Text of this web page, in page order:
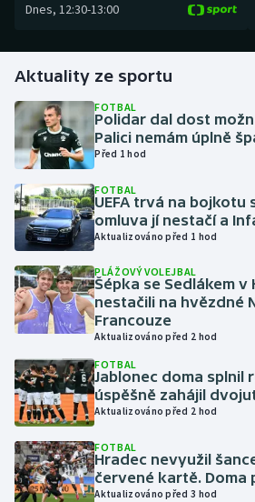
Curling
Dostihy
Florbal
Futsal
Gymnastika
Jezdectví
Judo
Krasobruslení
Dnes, 12:30-13:00
Aktuality ze sportu
FOTBAL
Polidar dal dost
Palici nemám úplně
Před 1 hod
FOTBAL
UEFA trvá na bojkotu
omluva jí nestačí a
Aktualizováno před 1 hod
PLÁŽOVÝ VOLEJBAL
Šépka se Sedlákem v
nestačili na hvězdné
Francouze
Aktualizováno před 2 hod
FOTBAL
Jablonec doma splnil
úspěšně zahájil
Aktualizováno před 2 hod
FOTBAL
Hradec nevyužil
červené kartě. Doma
Aktualizováno před 3 hod